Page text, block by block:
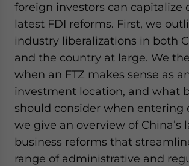
foreign investors can capitalize
latest FDI reforms. First, we
industry liberalizations in both
and the country at large. We
when an FTZ makes sense as
investment location, and what
should consider when entering
we give an overview of China’s
business reforms that
range of administrative and